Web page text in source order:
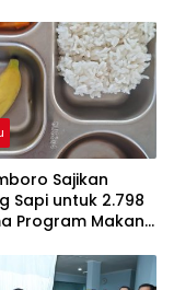
Diri
Sajikan
Sapi untuk 2.798
Program Makan